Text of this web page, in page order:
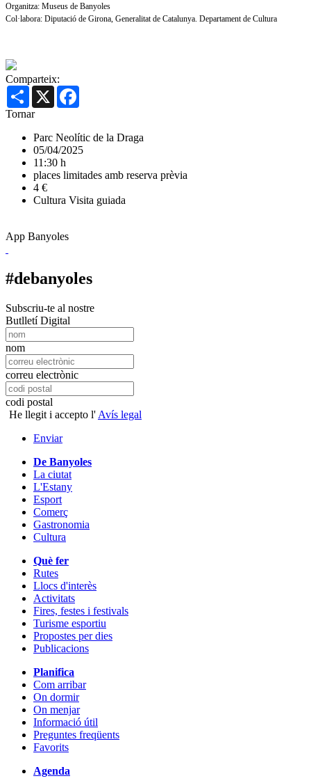
Organitza: Museus de Banyoles
Col·labora: Diputació de Girona, Generalitat de Catalunya. Departament de Cultura
Comparteix:
Share X
Tornar
Parc Neolític de la Draga
05/04/2025
11:30 h
places limitades amb reserva prèvia
4 €
Cultura Visita guiada
App Banyoles
#debanyoles
Subscriu-te al nostre
Butlletí Digital
nom
correu electrònic
codi postal
He llegit i accepto l' Avís legal
Enviar
De Banyoles
La ciutat
L'Estany
Esport
Comerç
Gastronomia
Cultura
Què fer
Rutes
Llocs d'interès
Activitats
Fires, festes i festivals
Turisme esportiu
Propostes per dies
Publicacions
Planifica
Com arribar
On dormir
On menjar
Informació útil
Preguntes freqüents
Favorits
Agenda